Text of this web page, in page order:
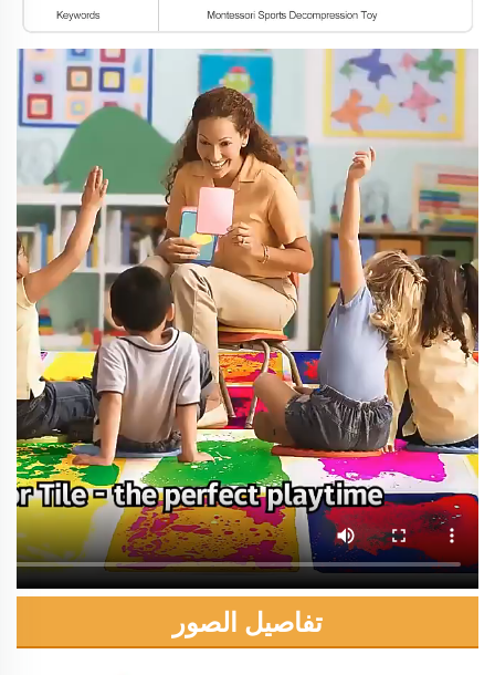
تفاصيل الصور